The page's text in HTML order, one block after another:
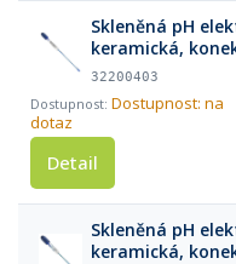
Skleněná pH
keramická,
32200403
Dostupnost: na
dotaz
Detail
Skleněná pH
keramická,